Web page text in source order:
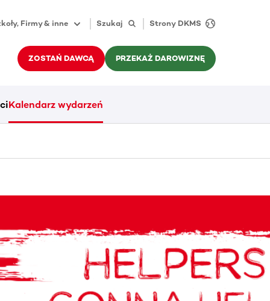
Firmy & inne Szukaj Strony DKMS
ZOSTAŃ DAWCĄ PRZEKAŻ DAROWIZNĘ
Kalendarz wydarzeń